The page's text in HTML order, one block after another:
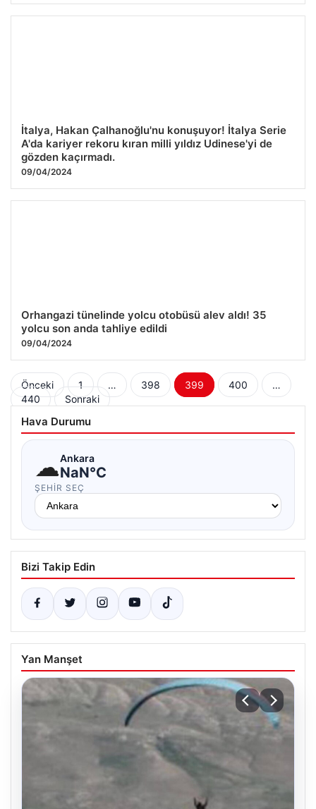
İtalya, Hakan Çalhanoğlu'nu konuşuyor! İtalya Serie
A'da kariyer rekoru kıran milli yıldız Udinese'yi de
gözden kaçırmadı.
09/04/2024
Orhangazi tünelinde yolcu otobüsü alev aldı! 35
yolcu son anda tahliye edildi
09/04/2024
Yazı
sayfalaması
Önceki 1 … 398 399 400
…
440
Sonraki
Hava Durumu
☁Ankara
NaN°C
ŞEHIR SEÇ
Bizi Takip Edin
Yan Manşet